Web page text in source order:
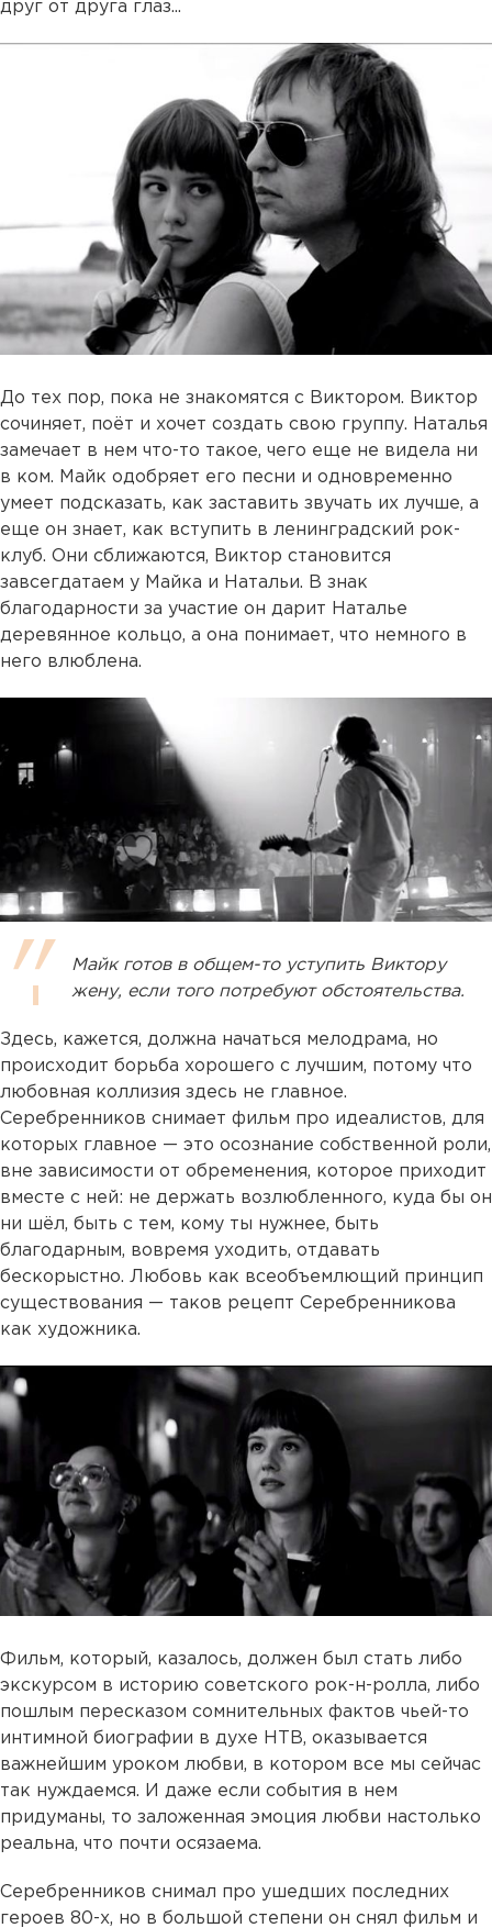
друг от друга глаз...
До тех пор, пока не знакомятся с Виктором. Виктор
сочиняет, поёт и хочет создать свою группу. Наталья
замечает в нем что-то такое, чего еще не видела ни
в ком. Майк одобряет его песни и одновременно
умеет подсказать, как заставить звучать их лучше, а
еще он знает, как вступить в ленинградский рок-
клуб. Они сближаются, Виктор становится
завсегдатаем у Майка и Натальи. В знак
благодарности за участие он дарит Наталье
деревянное кольцо, а она понимает, что немного в
него влюблена.
Майк готов в общем-то уступить Виктору
жену, если того потребуют обстоятельства.
Здесь, кажется, должна начаться мелодрама, но
происходит борьба хорошего с лучшим, потому что
любовная коллизия здесь не главное.
Серебренников снимает фильм про идеалистов, для
которых главное — это осознание собственной роли,
вне зависимости от обременения, которое приходит
вместе с ней: не держать возлюбленного, куда бы он
ни шёл, быть с тем, кому ты нужнее, быть
благодарным, вовремя уходить, отдавать
бескорыстно. Любовь как всеобъемлющий принцип
существования — таков рецепт Серебренникова
как художника.
Фильм, который, казалось, должен был стать либо
экскурсом в историю советского рок-н-ролла, либо
пошлым пересказом сомнительных фактов чьей-то
интимной биографии в духе НТВ, оказывается
важнейшим уроком любви, в котором все мы сейчас
так нуждаемся. И даже если события в нем
придуманы, то заложенная эмоция любви настолько
реальна, что почти осязаема.
Серебренников снимал про ушедших последних
героев 80-х, но в большой степени он снял фильм и